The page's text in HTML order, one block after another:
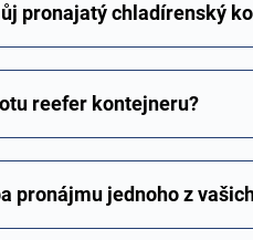
pronajatý chladírenský
reefer kontejneru?
pronájmu jednoho z